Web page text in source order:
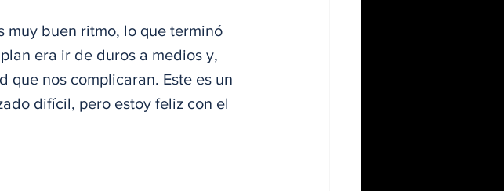
muy buen ritmo, lo que terminó
era ir de duros a medios y,
que nos complicaran. Este es un
difícil, pero estoy feliz con el